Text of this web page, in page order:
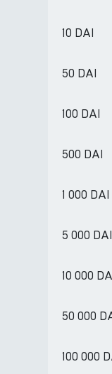
10 DAI
50 DAI
100 DAI
500 DAI
1 000 DAI
5 000 DAI
10 000
50 000
100 000